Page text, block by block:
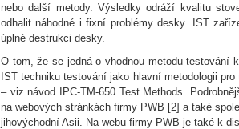
nebo další metody. Výsledky odráží kvalitu
odhalit náhodné i fixní problémy desky. IST
úplné destrukci desky.
O tom, že se jedná o vhodnou metodu testování
IST techniku testování jako hlavní metodologii
– viz návod IPC-TM-650 Test Methods.
na webových stránkách firmy PWB [2] a také
jihovýchodní Asii. Na webu firmy PWB je také k